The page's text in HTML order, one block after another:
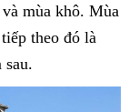
mùa khô. Mùa
theo đó là
sau.